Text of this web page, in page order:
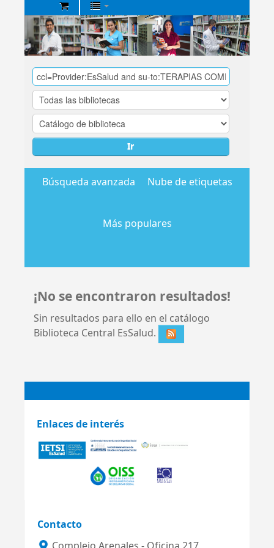
Biblioteca
Central
EsSalud
Ir
Búsqueda avanzada Nube de etiquetas
Más populares
¡No se encontraron resultados!
Sin resultados para ello en el catálogo
Biblioteca Central EsSalud.
Enlaces de interés
Contacto